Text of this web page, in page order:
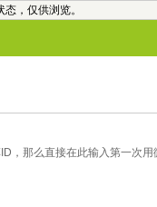
，仅供浏览。
那么直接在此输入第一次用